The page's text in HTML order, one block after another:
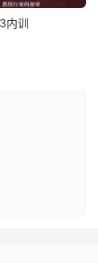
内训